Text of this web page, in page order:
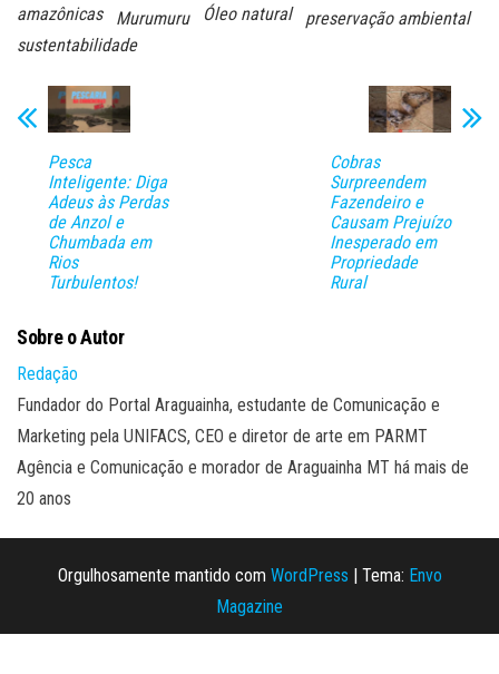
amazônicas
Murumuru Óleo natural
preservação ambiental
sustentabilidade
Pesca
Inteligente: Diga
Adeus às Perdas
de Anzol e
Chumbada em
Rios
Turbulentos!
Cobras
Surpreendem
Fazendeiro e
Causam Prejuízo
Inesperado em
Propriedade
Rural
Sobre o Autor
Redação
Fundador do Portal Araguainha, estudante de Comunicação e
Marketing pela UNIFACS, CEO e diretor de arte em PARMT
Agência e Comunicação e morador de Araguainha MT há mais de
20 anos
Orgulhosamente mantido com WordPress | Tema: Envo
Magazine